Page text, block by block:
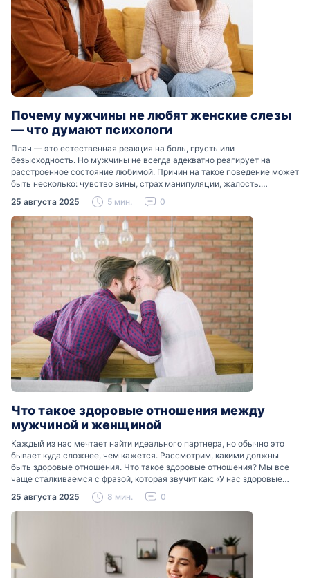
Почему мужчины не любят женские слезы
— что думают психологи
Плач — это естественная реакция на боль, грусть или
безысходность. Но мужчины не всегда адекватно реагирует на
расстроенное состояние любимой. Причин на такое поведение может
быть несколько: чувство вины, страх манипуляции, жалость.
Разобраться, почему мужчины боятся женских слез, помогут советы
психологов…
25 августа 2025 5 мин. 0
Что такое здоровые отношения между
мужчиной и женщиной
Каждый из нас мечтает найти идеального партнера, но обычно это
бывает куда сложнее, чем кажется. Рассмотрим, какими должны
быть здоровые отношения. Что такое здоровые отношения? Мы все
чаще сталкиваемся с фразой, которая звучит как: «У нас здоровые
отношения». Что именно подразумевается…
25 августа 2025 8 мин. 0